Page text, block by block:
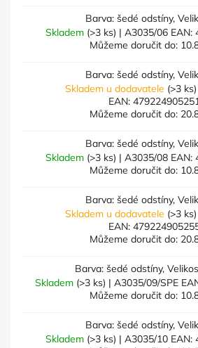
Barva: šedé odstíny,
Skladem (>3 ks) | A3035/06 EAN:
Můžeme doručit do:
Barva: šedé odstíny,
Skladem u dodavatele (>3 ks)
EAN:
Můžeme doručit do:
Barva: šedé odstíny,
Skladem (>3 ks) | A3035/08 EAN:
Můžeme doručit do:
Barva: šedé odstíny,
Skladem u dodavatele (>3 ks)
EAN:
Můžeme doručit do:
Barva: šedé odstíny,
Skladem (>3 ks) | A3035/09/SPE
Můžeme doručit do:
Barva: šedé odstíny,
Skladem (>3 ks) | A3035/10 EAN: